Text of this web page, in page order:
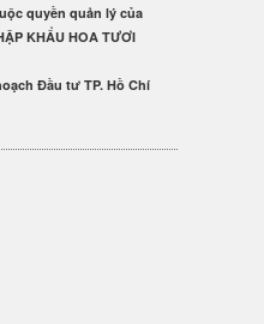
quyền quản lý của
KHẨU HOA TƯƠI
Đầu tư TP. Hồ Chí